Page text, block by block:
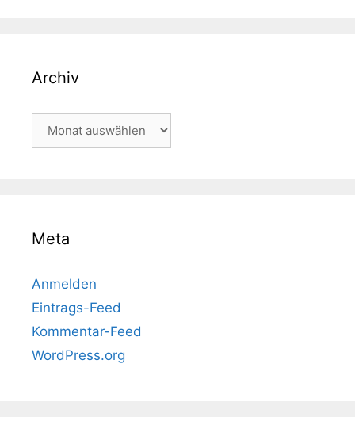
Archiv
Meta
Anmelden
Eintrags-Feed
Kommentar-Feed
WordPress.org